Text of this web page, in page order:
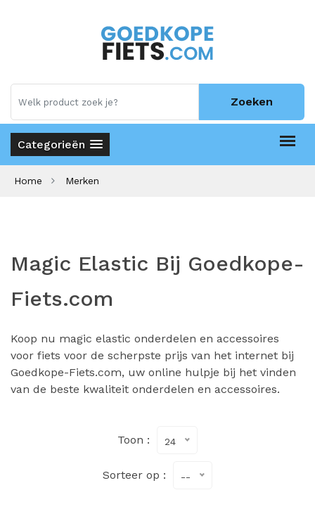
Zoeken
Categorieën
Home Merken
Magic Elastic Bij Goedkope-
Fiets.com
Koop nu magic elastic onderdelen en accessoires
voor fiets voor de scherpste prijs van het internet bij
Goedkope-Fiets.com, uw online hulpje bij het vinden
van de beste kwaliteit onderdelen en accessoires.
Toon : 24
Sorteer op : --